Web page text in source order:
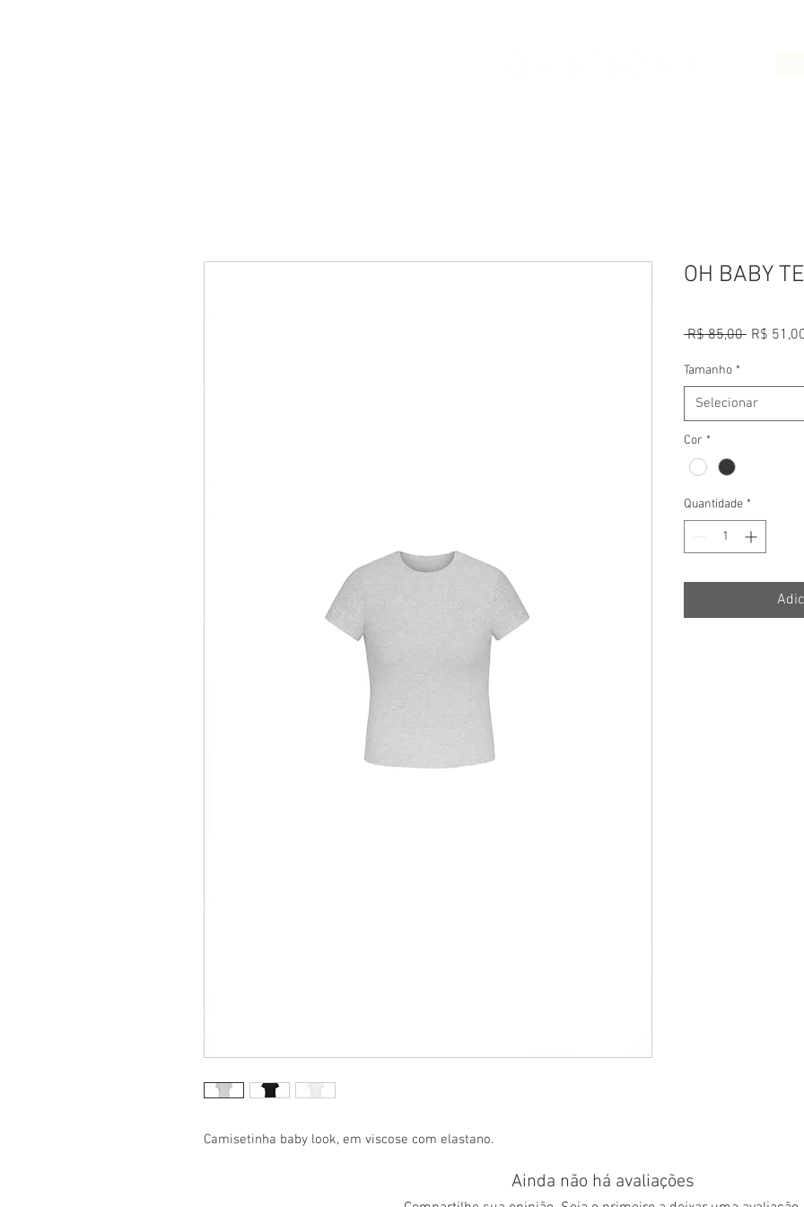
Camisetinha baby look, em viscose com elastano.
OH BABY
R$ 85,00 Preço
R$
Tamanho *
Selecionar
Cor *
Quantidade *
Ainda não há avaliações